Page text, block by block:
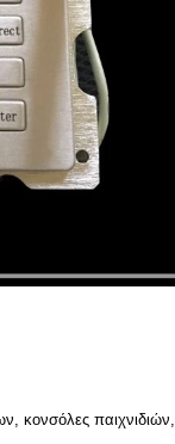
κονσόλες παιχνιδιών,